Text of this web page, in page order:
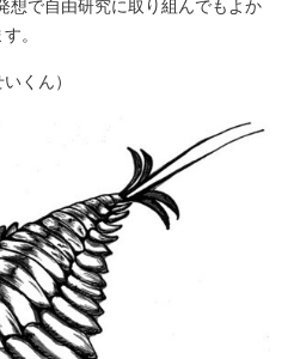
想で自由研究に取り組んでもよか
。
くん）